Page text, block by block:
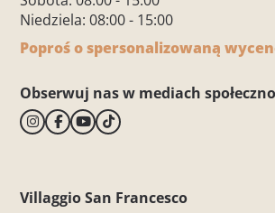
Niedziela: 08:00 - 15:00
Poproś o spersonalizowaną
Obserwuj nas w mediach
Villaggio San Francesco